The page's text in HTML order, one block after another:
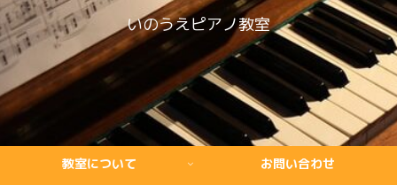
いのうえピアノ教室
教室について お問い合わせ